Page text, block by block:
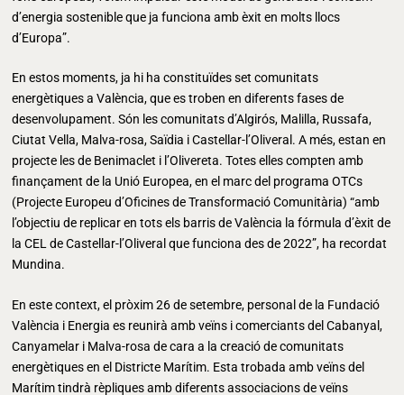
d’energia sostenible que ja funciona amb èxit en molts llocs
d’Europa”.
En estos moments, ja hi ha constituïdes set comunitats
energètiques a València, que es troben en diferents fases de
desenvolupament. Són les comunitats d’Algirós, Malilla, Russafa,
Ciutat Vella, Malva-rosa, Saïdia i Castellar-l’Oliveral. A més, estan en
projecte les de Benimaclet i l’Olivereta. Totes elles compten amb
finançament de la Unió Europea, en el marc del programa OTCs
(Projecte Europeu d’Oficines de Transformació Comunitària) “amb
l’objectiu de replicar en tots els barris de València la fórmula d’èxit de
la CEL de Castellar-l’Oliveral que funciona des de 2022”, ha recordat
Mundina.
En este context, el pròxim 26 de setembre, personal de la Fundació
València i Energia es reunirà amb veïns i comerciants del Cabanyal,
Canyamelar i Malva-rosa de cara a la creació de comunitats
energètiques en el Districte Marítim. Esta trobada amb veïns del
Marítim tindrà rèpliques amb diferents associacions de veïns